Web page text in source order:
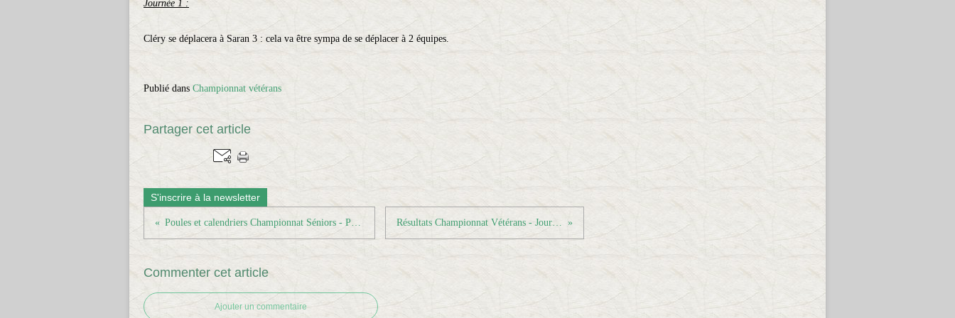
Journée 1 :
Cléry se déplacera à Saran 3 : cela va être sympa de se déplacer à 2 équipes.
Publié dans Championnat vétérans
Partager cet article
S'inscrire à la newsletter
Poules et calendriers Championnat Séniors - Phase 2 Résultats Championnat Vétérans - Journée 1
Commenter cet article
Ajouter un commentaire